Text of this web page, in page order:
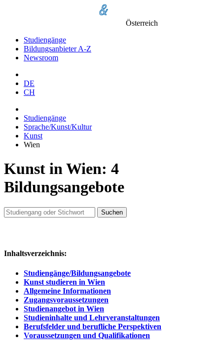
Österreich
Studiengänge
Bildungsanbieter A-Z
Newsroom
DE
CH
Studiengänge
Sprache/Kunst/Kultur
Kunst
Wien
Kunst in Wien: 4
Bildungsangebote
Suchen
Inhaltsverzeichnis:
Studiengänge/Bildungsangebote
Kunst studieren in Wien
Allgemeine Informationen
Zugangsvoraussetzungen
Studienangebot in Wien
Studieninhalte und Lehrveranstaltungen
Berufsfelder und berufliche Perspektiven
Voraussetzungen und Qualifikationen